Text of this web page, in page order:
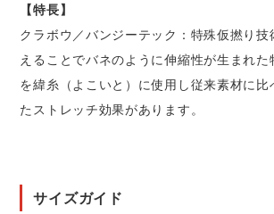
【特長】
クラボウ／バンジーテック：特殊仮撚り技
えることでバネのように伸縮性が生まれた
を緯糸（よこいと）に使用し従来素材に比
たストレッチ効果があります。
サイズガイド